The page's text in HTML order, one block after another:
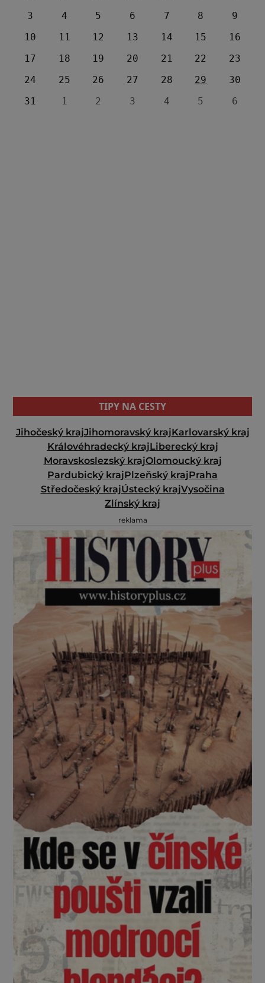
3
4 5 6 7 8
9
10
11 12 13 14 15
16
17
18 19 20 21 22
23
24
25 26 27 28 29
30
31
1 2 3 4 5 6
TIPY NA CESTY
Jihočeský krajJihomoravský krajKarlovarský kraj
Královéhradecký krajLiberecký kraj
Moravskoslezský krajOlomoucký kraj
Pardubický krajPlzeňský krajPraha
Středočeský krajÚstecký krajVysočina
Zlínský kraj
reklama